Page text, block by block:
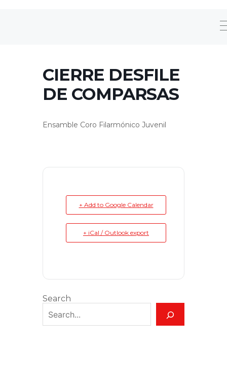
CIERRE DESFILE
DE COMPARSAS
Ensamble Coro Filarmónico Juvenil
+ Add to Google Calendar
+ iCal / Outlook export
Search